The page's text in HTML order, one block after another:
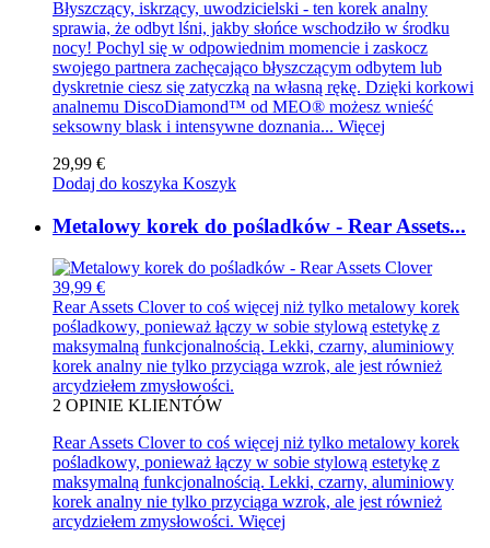
Błyszczący, iskrzący, uwodzicielski - ten korek analny
sprawia, że odbyt lśni, jakby słońce wschodziło w środku
nocy! Pochyl się w odpowiednim momencie i zaskocz
swojego partnera zachęcająco błyszczącym odbytem lub
dyskretnie ciesz się zatyczką na własną rękę. Dzięki korkowi
analnemu DiscoDiamond™ od MEO® możesz wnieść
seksowny blask i intensywne doznania... Więcej
29,99 €
Dodaj do koszyka Koszyk
Metalowy korek do pośladków - Rear Assets...
39,99 €
Rear Assets Clover to coś więcej niż tylko metalowy korek
pośladkowy, ponieważ łączy w sobie stylową estetykę z
maksymalną funkcjonalnością. Lekki, czarny, aluminiowy
korek analny nie tylko przyciąga wzrok, ale jest również
arcydziełem zmysłowości.
2 OPINIE KLIENTÓW
Rear Assets Clover to coś więcej niż tylko metalowy korek
pośladkowy, ponieważ łączy w sobie stylową estetykę z
maksymalną funkcjonalnością. Lekki, czarny, aluminiowy
korek analny nie tylko przyciąga wzrok, ale jest również
arcydziełem zmysłowości. Więcej